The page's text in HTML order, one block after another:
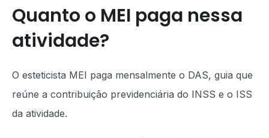
Quanto o MEI paga nessa
atividade?
O esteticista MEI paga mensalmente o DAS, guia que
reúne a contribuição previdenciária do INSS e o ISS
da atividade.